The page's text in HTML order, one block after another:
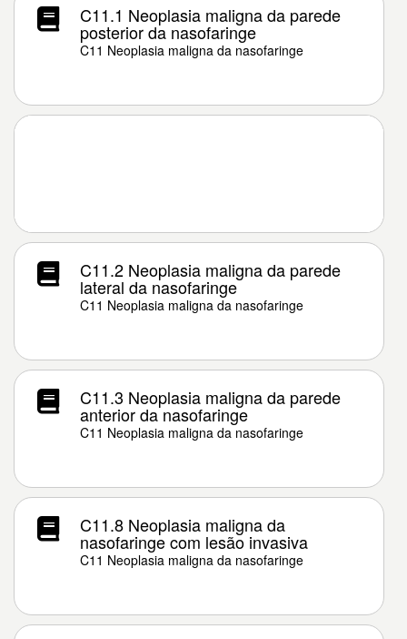
C11.1 Neoplasia maligna da parede
posterior da nasofaringe
C11 Neoplasia maligna da nasofaringe
C11.2 Neoplasia maligna da parede
lateral da nasofaringe
C11 Neoplasia maligna da nasofaringe
C11.3 Neoplasia maligna da parede
anterior da nasofaringe
C11 Neoplasia maligna da nasofaringe
C11.8 Neoplasia maligna da
nasofaringe com lesão invasiva
C11 Neoplasia maligna da nasofaringe